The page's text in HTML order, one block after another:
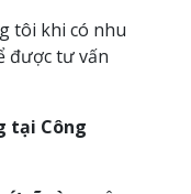
tôi khi có nhu
được tư vấn
tại Công